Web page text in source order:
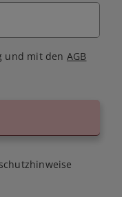
und mit den AGB